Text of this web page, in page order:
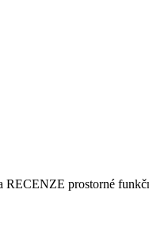
prostorné